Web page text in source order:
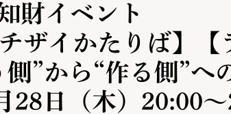
財イベント
チザイかたりば】
”から“作る側”へ
28日（木）20:00～